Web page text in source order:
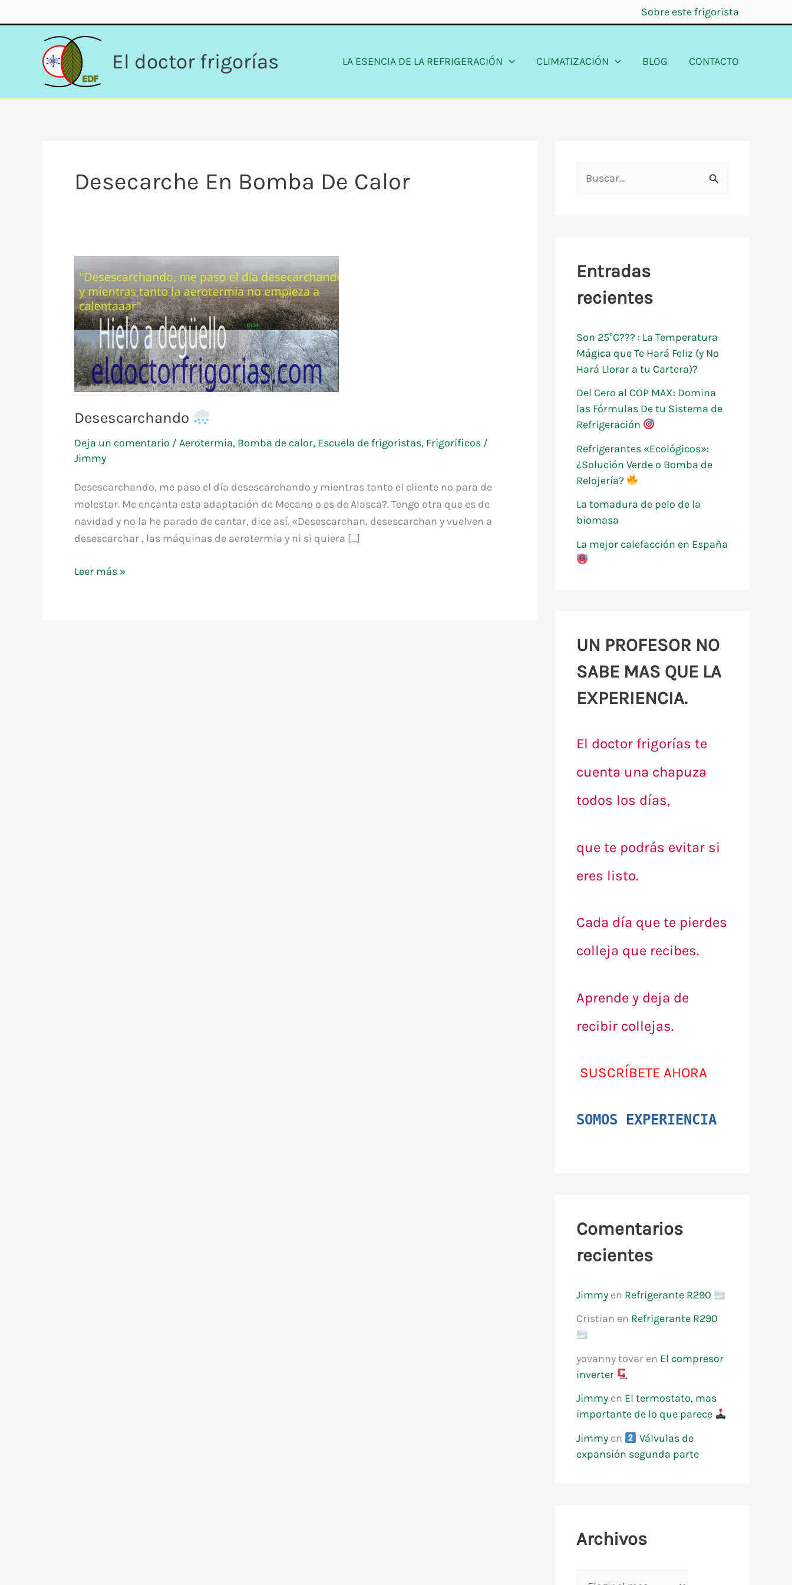
al
contenido
Sobre este frigorista
El doctor frigorías LA ESENCIA DE LA REFRIGERACIÓN CLIMATIZACIÓN BLOG CONTACTO
Desecarche En Bomba De Calor
Desescarchando
Deja un comentario / Aerotermia, Bomba de calor, Escuela de frigoristas, Frigoríficos /
Jimmy
Desescarchando, me paso el día desescarchando y mientras tanto el cliente no para de
molestar. Me encanta esta adaptación de Mecano o es de Alasca?. Tengo otra que es de
navidad y no la he parado de cantar, dice así. «Desescarchan, desescarchan y vuelven a
desescarchar , las máquinas de aerotermia y ni si quiera […]
Desescarchando
Leer más »
r
p
r
:
Entradas
recientes
Son 25°C??? : La Temperatura
Mágica que Te Hará Feliz (y No
Hará Llorar a tu Cartera)?
Del Cero al COP MAX: Domina
las Fórmulas De tu Sistema de
Refrigeración
Refrigerantes «Ecológicos»:
¿Solución Verde o Bomba de
Relojería?
La tomadura de pelo de la
biomasa
La mejor calefacción en España
UN PROFESOR NO
SABE MAS QUE LA
EXPERIENCIA.
El doctor frigorías te
cuenta una chapuza
todos los días,
que te podrás evitar si
eres listo.
Cada día que te pierdes
colleja que recibes.
Aprende y deja de
recibir collejas.
SUSCRÍBETE AHORA
SOMOS EXPERIENCIA
Comentarios
recientes
Jimmy en Refrigerante R290
Cristian en Refrigerante R290
yovanny tovar en El compresor
inverter
Jimmy en El termostato, mas
importante de lo que parece
Jimmy en
Válvulas de
expansión segunda parte
Archivos